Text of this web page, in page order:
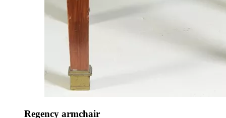
Regency armchair